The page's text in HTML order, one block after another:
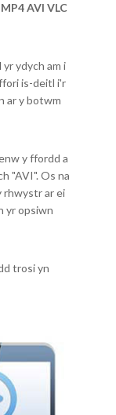
AVI VLC
ydych am i
is-deitl i'r
ar y botwm
y ffordd a
"AVI". Os na
rhwystr ar ei
yr opsiwn
trosi yn